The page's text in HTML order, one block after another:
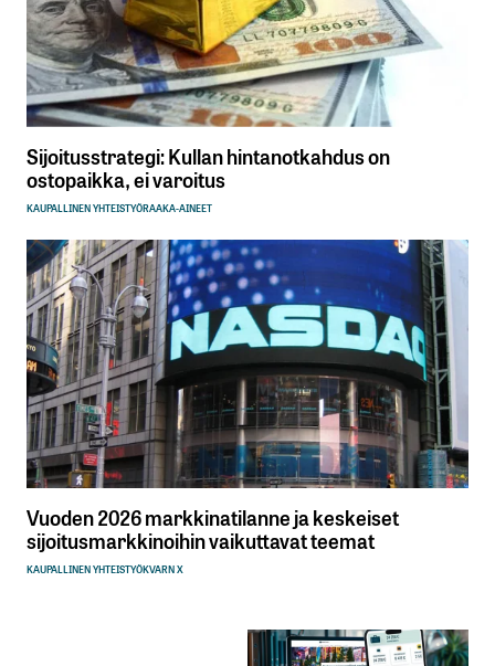
Sijoitusstrategi: Kullan hintanotkahdus on
ostopaikka, ei varoitus
KAUPALLINEN YHTEISTYÖRAAKA-AINEET
Vuoden 2026 markkinatilanne ja keskeiset
sijoitusmarkkinoihin vaikuttavat teemat
KAUPALLINEN YHTEISTYÖKVARN X